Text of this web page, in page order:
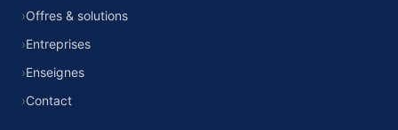
›Offres & solutions
›Entreprises
›Enseignes
›Contact